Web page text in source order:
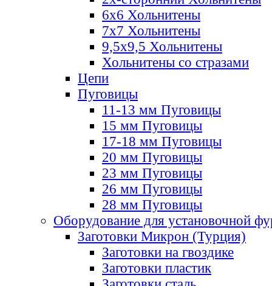
6х6 Хольнитены
7х7 Хольнитены
9,5х9,5 Хольнитены
Хольнитены со стразами
Цепи
Пуговицы
11-13 мм Пуговицы
15 мм Пуговицы
17-18 мм Пуговицы
20 мм Пуговицы
23 мм Пуговицы
26 мм Пуговицы
28 мм Пуговицы
Оборудование для установочной
Заготовки Микрон (Турция)
Заготовки на гвоздике
Заготовки пластик